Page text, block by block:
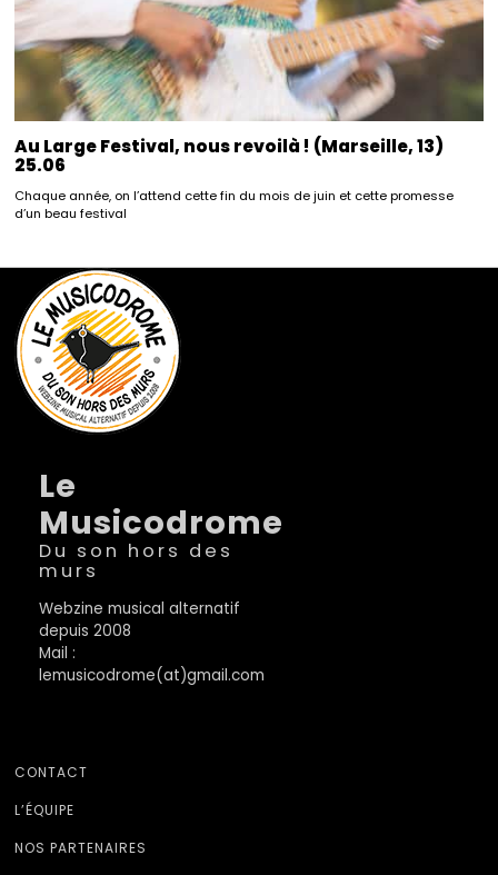
Au Large Festival, nous revoilà ! (Marseille, 13)
25.06
Chaque année, on l’attend cette fin du mois de juin et cette promesse
d’un beau festival
Le
Musicodrome
Du son hors des
murs
Webzine musical alternatif
depuis 2008
Mail :
lemusicodrome(at)gmail.com
CONTACT
L’ÉQUIPE
NOS PARTENAIRES